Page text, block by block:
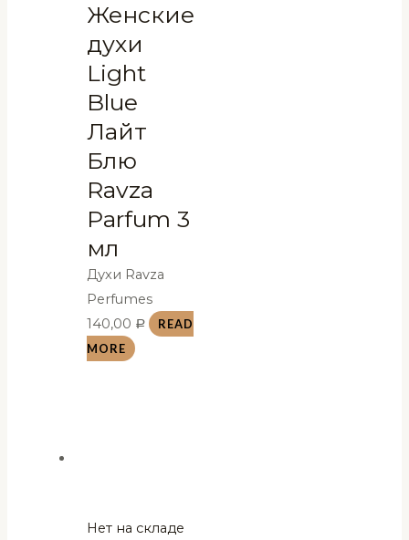
Женские
духи
Light
Blue
Лайт
Блю
Ravza
Parfum 3
мл
Духи Ravza
Perfumes
140,00 Р
READ
MORE
Нет на складе